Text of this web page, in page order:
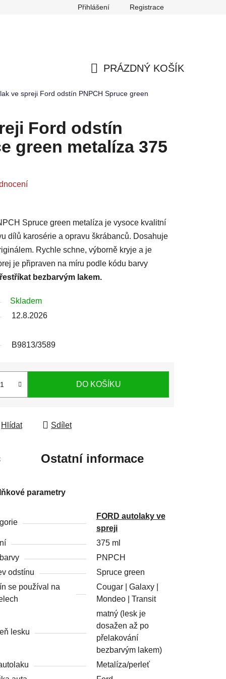
Reklamace Odstoupení od smlouvy
Přihlášení Registrace
PRÁZDNÝ KOŠÍK
ve spreji Ford odstín PNPCH Spruce green
Ford odstín
green metalíza 375
Spruce green metalíza je vysoce kvalitní
dílů karosérie a opravu škrábanců. Dosahuje
Rychle schne, výborně kryje a je
je připraven na míru podle kódu barvy
bezbarvým lakem.
Skladem
12.8.2026
B9813/3589
DO KOŠÍKU
Hlídat Sdílet
Ostatní informace
parametry
FORD autolaky ve
spreji
375 ml
PNPCH
odstínu
Spruce green
se používal na
Cougar | Galaxy |
Mondeo | Transit
lesku
matný (lesk je
dosažen až po
přelakování
bezbarvým lakem)
Metalíza/perleť